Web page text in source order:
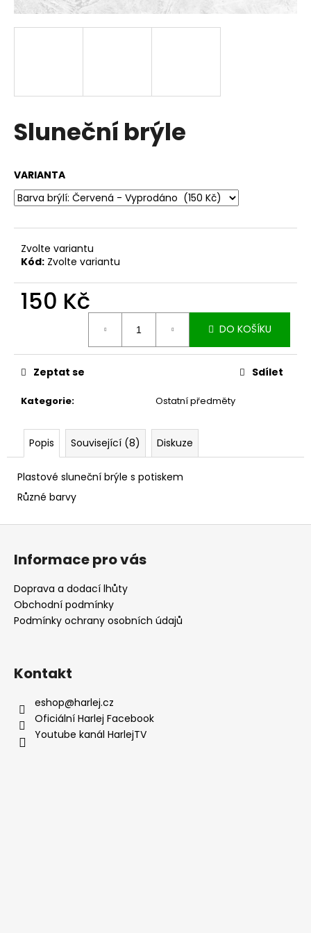
Sluneční brýle
VARIANTA
Zvolte variantu
Kód: Zvolte variantu
150 Kč
DO KOŠÍKU
Kategorie: Ostatní předměty
Zeptat se Sdílet
Popis Související (8) Diskuze
Plastové sluneční brýle s potiskem
Různé barvy
a
j
?
p
o
r
u
e
m
SAMOLEPKA
VÍRA
40
Kč
Z
Informace pro vás
Doprava a dodací lhůty
Obchodní podmínky
Podmínky ochrany osobních údajů
Kontakt
eshop@harlej.cz
Oficiální Harlej Facebook
Youtube kanál HarlejTV